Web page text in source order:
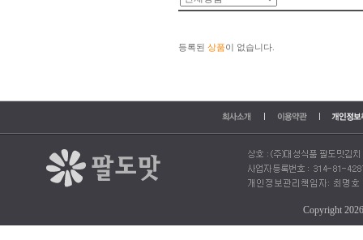
등록된 상품이 없습니다.
Copyright